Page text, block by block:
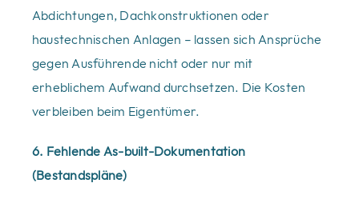
Abdichtungen, Dachkonstruktionen oder
haustechnischen Anlagen – lassen sich Ansprüche
gegen Ausführende nicht oder nur mit
erheblichem Aufwand durchsetzen. Die Kosten
verbleiben beim Eigentümer.
6. Fehlende As-built-Dokumentation
(Bestandspläne)